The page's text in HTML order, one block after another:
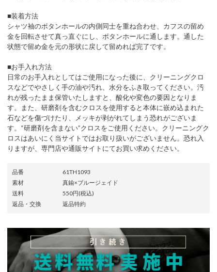
■装着方法
シャツ袖のボタンホールの内側同士を重ね合わせ、カフスの留め
金を回転させて真っ直ぐにし、ボタンホールに通します。通した
状態で留め金を元の形状に戻して留めれば完了です。
■お手入れ方法
日常のお手入れとしてはご使用になった後に、クリーニングクロ
スなどでやさしく手の油や汚れ、水分をふき取ってください。汚
れが残ったまま保管いたしますと、酸化や変色の要因となりま
す。また、研磨剤を含むクロスを使用すると本体に嵌め込まれた
石などを傷づけたり、メッキが剥がれてしまう恐れがございま
す。“研磨剤を含まない”クロスをご使用ください。クリーニングク
ロスはあいにく当サイトではお取り扱いがございません。恐れ入
りますが、専門店や通販サイトにてお買い求めください。
品番
61TH1093
素材
真鍮×ブルージェイド
送料
550円(税込)
返品・交換
返品特約